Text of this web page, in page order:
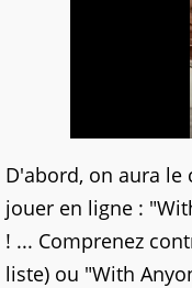
D'abord, on aura le
jouer en ligne :
! ... Comprenez
liste) ou "With